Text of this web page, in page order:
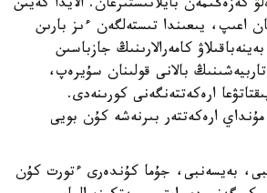
كەزەڭىمەن بايلانىستىرعان. الايدا كەيىن
اعىپ، يىعىندا تىستەلگەن ءىز بارىن
كامەرالارىنىڭ جازباسىن
بالانى قولىنان سۇيرەپ،
ارەكەتتەنگەنى كورىنەدى.
ارەكەتتەر بىرنەشە كۇن بويى
بەيسەنبى، جۇما كۇندەرى ءتورت كۇن